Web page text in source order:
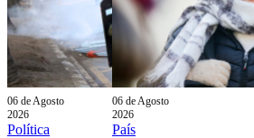
06 de Agosto
2026
Política
06 de Agosto
2026
País